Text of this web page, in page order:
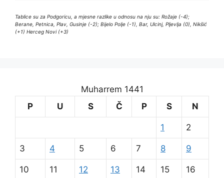
Tablice su za Podgoricu, a mjesne razlike u odnosu na nju su: Rožaje (-4);
Berane, Petnica, Plav, Gusinje (-2); Bijelo Polje (-1), Bar, Ulcinj, Pljevlja (0), Nikšić
(+1) Herceg Novi (+3)
Muharrem 1441
P
U S Č P S N
1 2
3 4 5 6 7 8 9
10 11 12 13 14 15 16